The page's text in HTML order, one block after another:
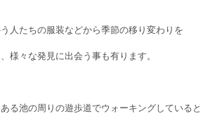
人たちの服装などから季節の移り変わりを
様々な発見に出会う事も有ります。
る池の周りの遊歩道でウォーキングしていると